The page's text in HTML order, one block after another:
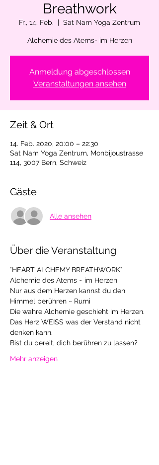
Breathwork
Fr., 14. Feb.
  |
Sat Nam Yoga Zentrum
Alchemie des Atems- im Herzen
Anmeldung abgeschlossen
Veranstaltungen ansehen
Zeit & Ort
14. Feb. 2020, 20:00 – 22:30
Sat Nam Yoga Zentrum, Monbijoustrasse
114, 3007 Bern, Schweiz
Gäste
Alle ansehen
Über die Veranstaltung
°HEART ALCHEMY BREATHWORK°
Alchemie des Atems ~ im Herzen
Nur aus dem Herzen kannst du den
Himmel berühren ~ Rumi
Die wahre Alchemie geschieht im Herzen.
Das Herz WEISS was der Verstand nicht
denken kann.
Bist du bereit, dich berühren zu lassen?
Mehr anzeigen